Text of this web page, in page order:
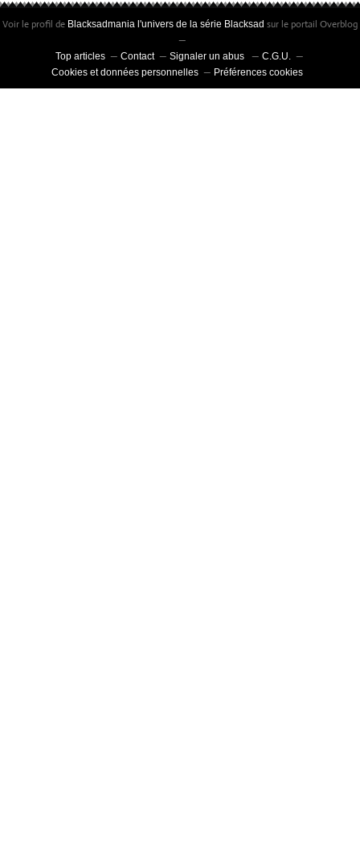
Voir le profil de Blacksadmania l'univers de la série Blacksad sur le portail Overblog
Top articles Contact Signaler un abus
C.G.U.
Cookies et données personnelles
Préférences cookies